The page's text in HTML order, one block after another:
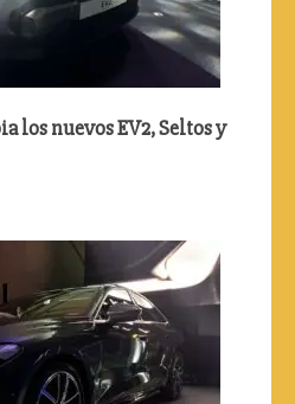
los nuevos EV2, Seltos y